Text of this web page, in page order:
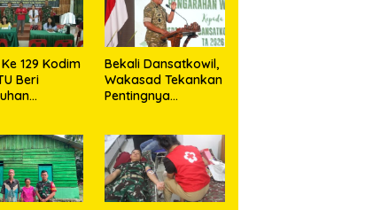
129 Kodim
Beri
di Desa
Bekali Dansatkowil,
Wakasad Tekankan
Pentingnya